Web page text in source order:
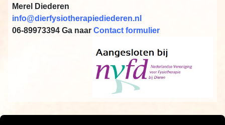
Merel Diederen
info@dierfysiotherapiediederen.nl
06-89973394 Ga naar Contact formulier